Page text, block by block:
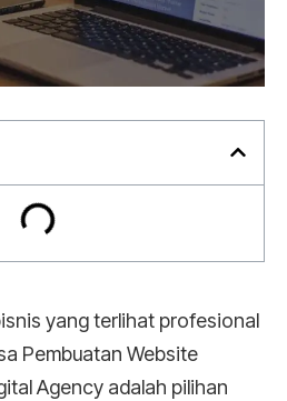
yang terlihat profesional
Pembuatan Website
Agency adalah pilihan